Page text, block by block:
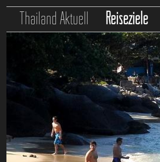
Thailand Aktuell Reiseziele